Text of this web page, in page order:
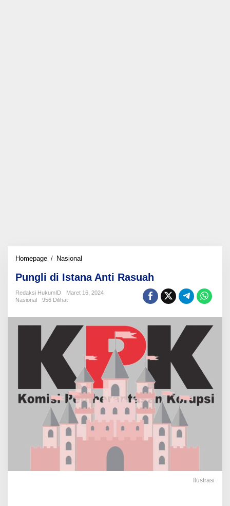
Homepage / Nasional
Istana
Rasuah
Pungli di Istana Anti Rasuah
Redaksi HukumID
Maret 16, 2024
Nasional
956 Dilihat
Ilustrasi